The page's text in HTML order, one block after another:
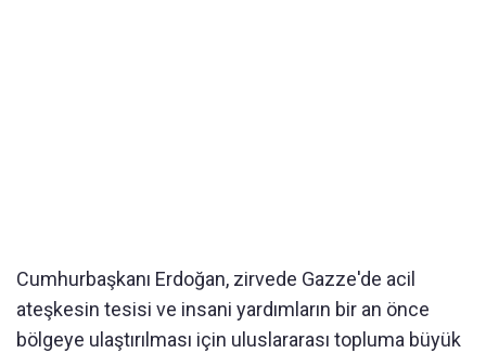
Cumhurbaşkanı Erdoğan, zirvede Gazze'de acil
ateşkesin tesisi ve insani yardımların bir an önce
bölgeye ulaştırılması için uluslararası topluma büyük